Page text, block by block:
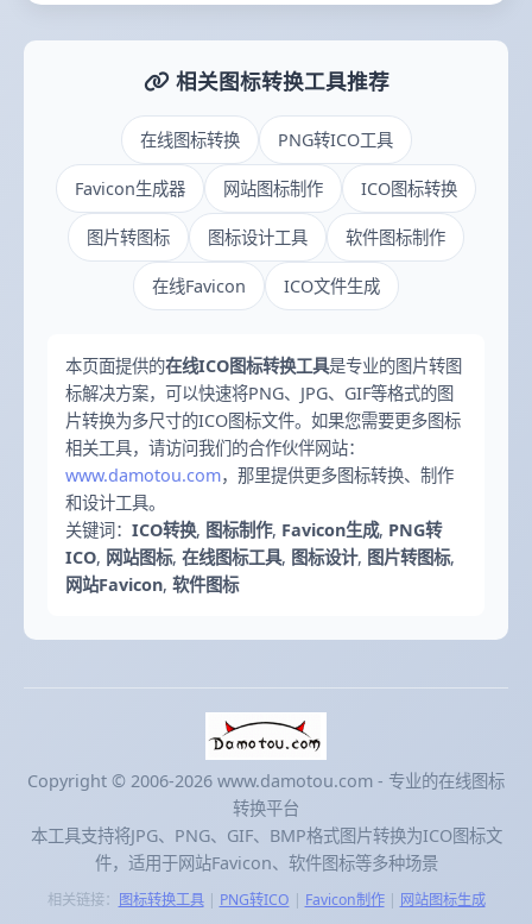
相关图标转换工具推荐
在线图标转换 PNG转ICO工具
Favicon生成器 网站图标制作 ICO图标转换
图片转图标 图标设计工具 软件图标制作
在线Favicon ICO文件生成
本页面提供的在线ICO图标转换工具是专业的图片转图
标解决方案，可以快速将PNG、JPG、GIF等格式的图
片转换为多尺寸的ICO图标文件。如果您需要更多图标
相关工具，请访问我们的合作伙伴网站：
www.damotou.com，那里提供更多图标转换、制作
和设计工具。
关键词： ICO转换, 图标制作, Favicon生成, PNG转
ICO, 网站图标, 在线图标工具, 图标设计, 图片转图标,
网站Favicon, 软件图标
Copyright © 2006-2026 www.damotou.com - 专业的在线图标
转换平台
本工具支持将JPG、PNG、GIF、BMP格式图片转换为ICO图标文
件，适用于网站Favicon、软件图标等多种场景
相关链接： 图标转换工具| PNG转ICO | Favicon制作| 网站图标生成